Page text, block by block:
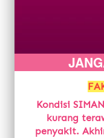
Kondisi
kurang
penyakit.